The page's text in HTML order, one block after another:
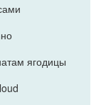
ягодицы